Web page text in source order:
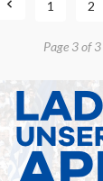
1 2
Page 3 of 3